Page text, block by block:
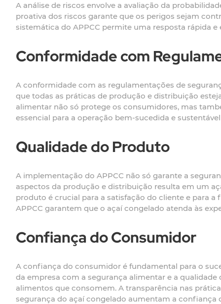
A análise de riscos envolve a avaliação da
proativa dos riscos garante que os perigos sejam
sistemática do APPCC permite uma resposta rápida
Conformidade com
A conformidade com as regulamentações de
que todas as práticas de produção e distribuição
alimentar não só protege os consumidores, mas
essencial para a operação bem-sucedida e
Qualidade do Produto
A implementação do APPCC não só garante a
aspectos da produção e distribuição resulta em um
produto é crucial para a satisfação do cliente e para
APPCC garantem que o açaí congelado atenda às
Confiança do Consumidor
A confiança do consumidor é fundamental para o
da empresa com a segurança alimentar e a
alimentos que consomem. A transparência nas
segurança do açaí congelado aumentam a